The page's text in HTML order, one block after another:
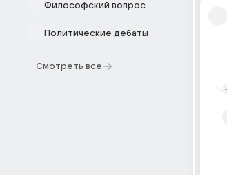
Философский вопрос
Политические дебаты
Смотреть все